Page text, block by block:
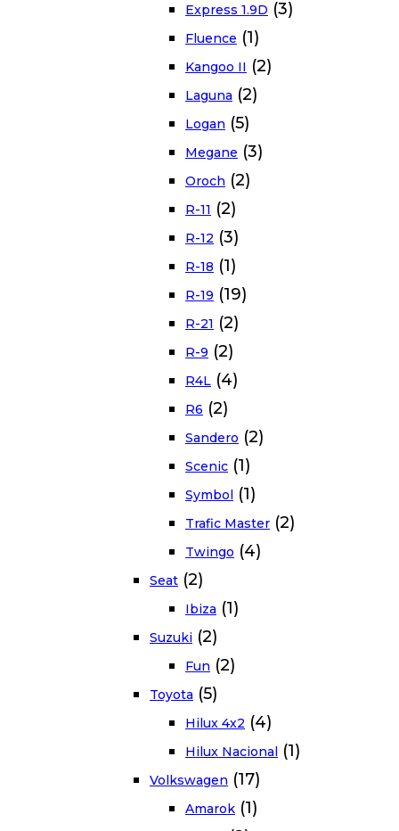
Express 1.9D (3)
Fluence (1)
Kangoo II (2)
Laguna (2)
Logan (5)
Megane (3)
Oroch (2)
R-11 (2)
R-12 (3)
R-18 (1)
R-19 (19)
R-21 (2)
R-9 (2)
R4L (4)
R6 (2)
Sandero (2)
Scenic (1)
Symbol (1)
Trafic Master (2)
Twingo (4)
Seat (2)
Ibiza (1)
Suzuki (2)
Fun (2)
Toyota (5)
Hilux 4x2 (4)
Hilux Nacional (1)
Volkswagen (17)
Amarok (1)